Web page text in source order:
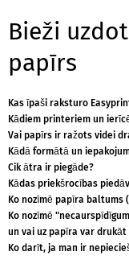
Bieži
papīrs
Kas īpaši raksturo
Kādiem printeriem un
Vai papīrs ir ražots videi
Kādā formātā un
Cik ātra ir piegāde?
Kādas priekšrocības
Ko nozīmē papīra baltums
Ko nozīmē
un vai uz papīra var drukāt
Ko darīt, ja man ir